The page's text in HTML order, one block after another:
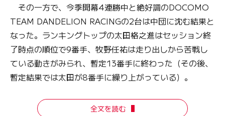
その一方で、今季開幕4連勝中と絶好調のDOCOMO
TEAM DANDELION RACINGの2台は中団に沈む結果と
なった。ランキングトップの太田格之進はセッション終
了時点の順位で9番手、牧野任祐は走り出しから苦戦し
ている動きがみられ、暫定13番手に終わった（その後、
暫定結果では太田が8番手に繰り上がっている）。
全文を読む